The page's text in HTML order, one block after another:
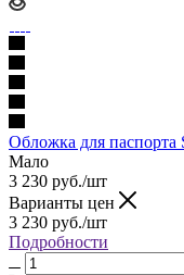
Обложка для
Мало
3 230 руб./шт
Варианты цен
3 230 руб./шт
Подробности